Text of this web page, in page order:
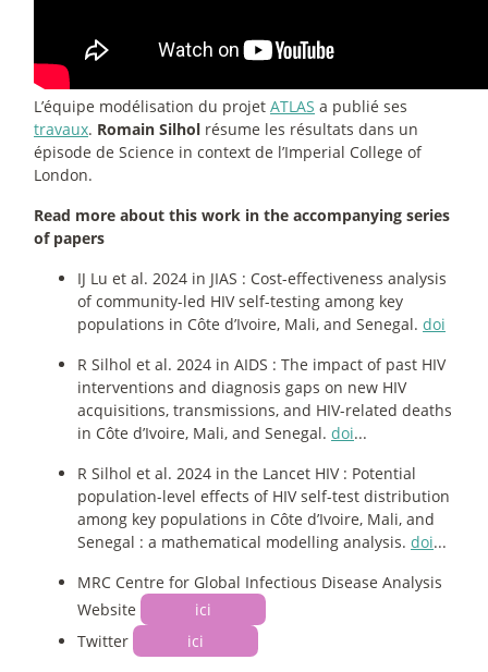
L’équipe modélisation du projet ATLAS a publié ses
travaux. Romain Silhol résume les résultats dans un
épisode de Science in context de l’Imperial College of
London.
Read more about this work in the accompanying series
of papers
IJ Lu et al. 2024 in JIAS : Cost-effectiveness analysis
of community-led HIV self-testing among key
populations in Côte d’Ivoire, Mali, and Senegal. doi
R Silhol et al. 2024 in AIDS : The impact of past HIV
interventions and diagnosis gaps on new HIV
acquisitions, transmissions, and HIV-related deaths
in Côte d’Ivoire, Mali, and Senegal. doi...
R Silhol et al. 2024 in the Lancet HIV : Potential
population-level effects of HIV self-test distribution
among key populations in Côte d’Ivoire, Mali, and
Senegal : a mathematical modelling analysis. doi...
MRC Centre for Global Infectious Disease Analysis
Website
ici
Twitter
ici